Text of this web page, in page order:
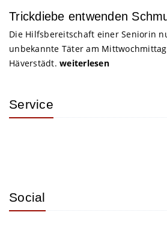
Trickdiebe entwenden
Die Hilfsbereitschaft einer Seniorin
unbekannte Täter am
Häverstädt. weiterlesen
Service
Social